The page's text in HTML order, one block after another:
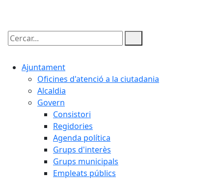
Cercar:
Ajuntament
Oficines d'atenció a la ciutadania
Alcaldia
Govern
Consistori
Regidories
Agenda política
Grups d'interès
Grups municipals
Empleats públics